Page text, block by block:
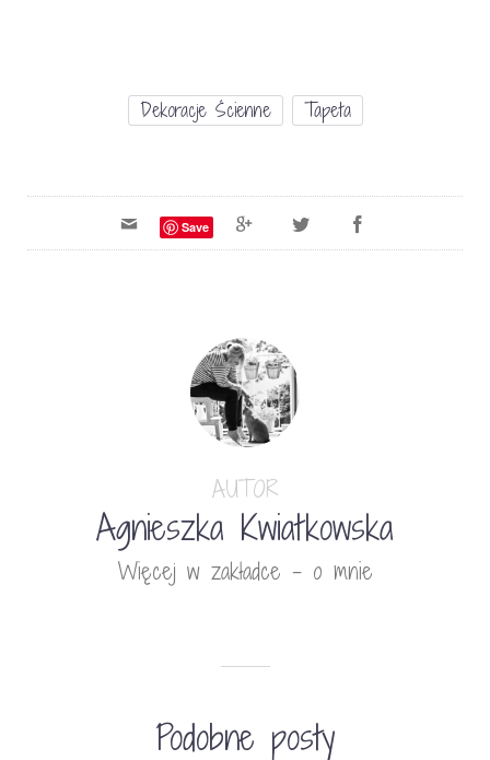
Dekoracje Ścienne Tapeta
Save
AUTOR
Agnieszka Kwiatkowska
Więcej w zakładce - o mnie
Podobne posty